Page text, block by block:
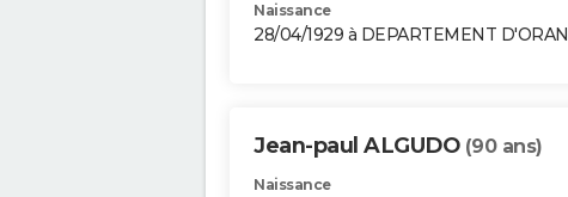
Naissance
28/04/1929 à DEPARTEMENT D'ORAN
Jean-paul ALGUDO (90 ans)
Naissance